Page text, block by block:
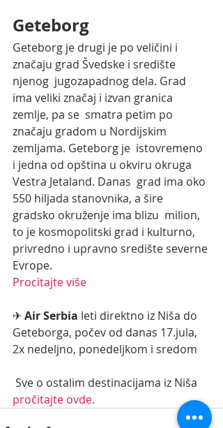
Geteborg
Geteborg je drugi je po veličini i
značaju grad Švedske i središte
njenog  jugozapadnog dela. Grad
ima veliki značaj i izvan granica
zemlje, pa se  smatra petim po
značaju gradom u Nordijskim
zemljama. Geteborg je  istovremeno
i jedna od opština u okviru okruga
Vestra Jetaland. Danas  grad ima oko
550 hiljada stanovnika, a šire
gradsko okruženje ima blizu  milion,
to je kosmopolitski grad i kulturno,
privredno i upravno središte severne
Evrope.
Procitajte više
✈ Air Serbia leti direktno iz Niša do
Geteborga, počev od danas 17.jula,
2x nedeljno, ponedeljkom i sredom
Sve o ostalim destinacijama iz Niša
pročitajte ovde.